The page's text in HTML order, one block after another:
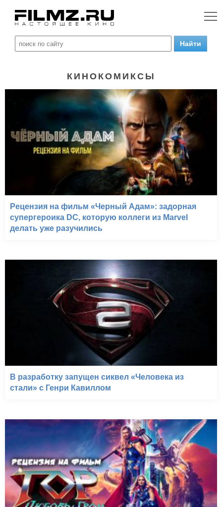
КИНОКОМИКСЫ
Рецензия на фильм «Черный Адам»: задорная
супергероика DC, которую коллеги из Marvel
делать уже разучились
В разработку запущен сиквел «Человека из
стали» с Генри Кавиллом